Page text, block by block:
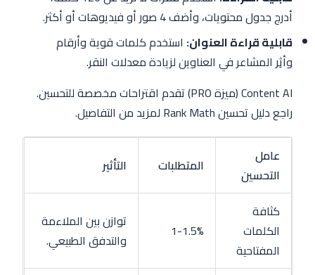
أدرج جدول محتويات، وأضف 4 صور أو فيديوهات أو أكثر.
قابلية قراءة العنوان: استخدم كلمات قوية وأرقام
وأثِر المشاعر في العناوين لزيادة معدلات النقر.
Content AI (ميزة PRO) تقدم اقتراحات مخصصة للتحسين.
راجع دليل تحسين Rank Math لمزيد من التفاصيل.
عامل
التحسين
المتطلبات التأثير
كثافة
الكلمات
المفتاحية
1-1.5%
توازن بين الملاءمة
والتدفق الطبيعي.